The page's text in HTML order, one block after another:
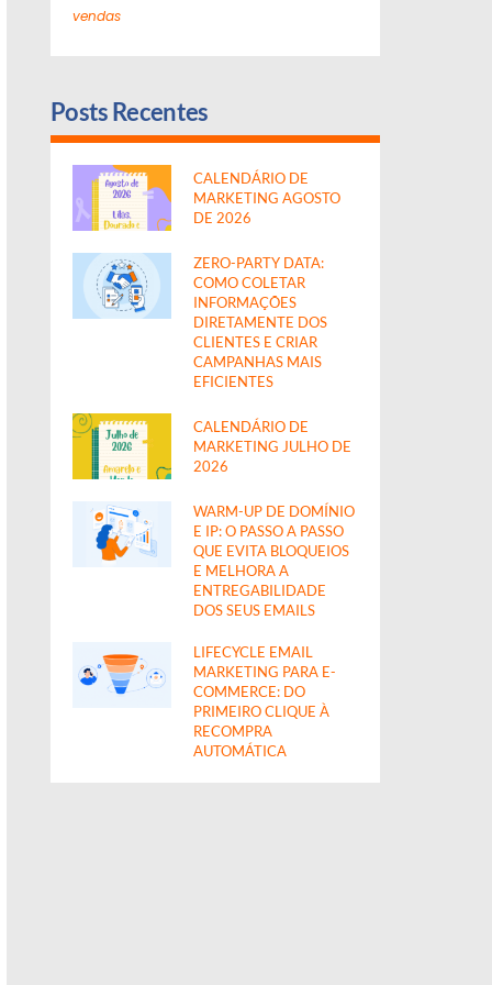
vendas
Posts Recentes
CALENDÁRIO DE
MARKETING AGOSTO
DE 2026
ZERO-PARTY DATA:
COMO COLETAR
INFORMAÇÕES
DIRETAMENTE DOS
CLIENTES E CRIAR
CAMPANHAS MAIS
EFICIENTES
CALENDÁRIO DE
MARKETING JULHO DE
2026
WARM-UP DE DOMÍNIO
E IP: O PASSO A PASSO
QUE EVITA BLOQUEIOS
E MELHORA A
ENTREGABILIDADE
DOS SEUS EMAILS
LIFECYCLE EMAIL
MARKETING PARA E-
COMMERCE: DO
PRIMEIRO CLIQUE À
RECOMPRA
AUTOMÁTICA